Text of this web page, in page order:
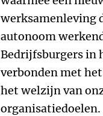
werksamenleving
autonoom
Bedrijfsburgers in
verbonden met
het welzijn van